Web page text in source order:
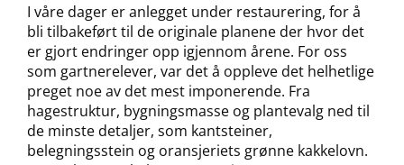
I våre dager er anlegget under restaurering, for å
bli tilbakeført til de originale planene der hvor det
er gjort endringer opp igjennom årene. For oss
som gartnerelever, var det å oppleve det helhetlige
preget noe av det mest imponerende. Fra
hagestruktur, bygningsmasse og plantevalg ned til
de minste detaljer, som kantsteiner,
belegningsstein og oransjeriets grønne kakkelovn.